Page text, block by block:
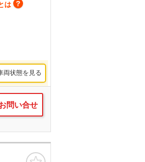
は
両状態を見る
問い合せ